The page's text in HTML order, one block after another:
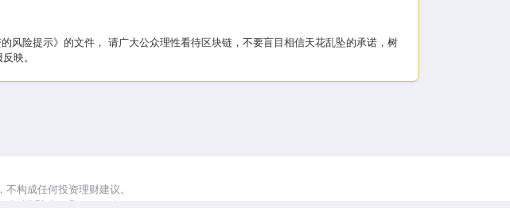
险提示》的文件， 请广大公众理性看待区块链，不要盲目相信天花乱坠的承诺，树
映。
构成任何投资理财建议。
All Rights Reserved.